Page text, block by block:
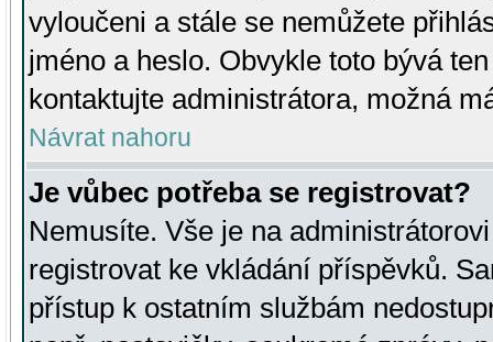
vyloučeni a stále se nemůžete
jméno a heslo. Obvykle toto bývá
kontaktujte administrátora, možná
Návrat nahoru
Je vůbec potřeba se registrovat?
Nemusíte. Vše je na
registrovat ke vkládání příspěvků.
přístup k ostatním službám